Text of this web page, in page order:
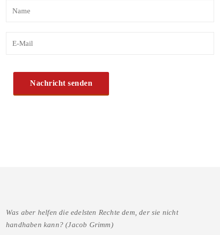
Was aber helfen die edelsten Rechte dem, der sie nicht
handhaben kann? (Jacob Grimm)